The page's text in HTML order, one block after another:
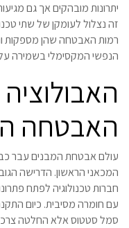
יתרונות מובהקים אך גם
זה נצלול לעומקן של שתי
רמות האבטחה שהן מספקות
הנפשי המקסימלי בשמירה
האבטחה
עולם אבטחת המבנים עבר
המכאני הראשון. הדרישה
חברות טכנולוגיה לפתח
עם חומרה מסיבית. כיום
סמל סטטוס אלא החלטה